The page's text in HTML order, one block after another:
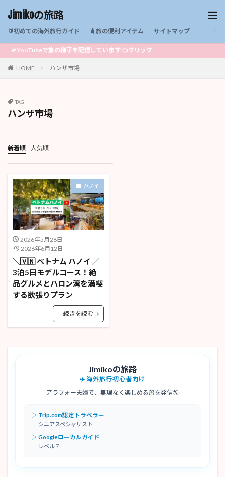
Jimikoの旅路
🔰初めての海外旅行ガイド 🧳旅の便利アイテム サイトマップ
🛫YouTubeで旅の様子を配信しています👈クリック
HOME ハンザ市場
TAG
ハンザ市場
新着順 人気順
ハノイ
2026年5月28日
2026年6月12日
＼🇻🇳 ベトナム ハノイ ／
3泊5日モデルコース！絶
品グルメとハロン湾を満喫
する欲張りプラン
続きを読む
Jimikoの旅路
✈️ 海外旅行初心者向け
アラフォー夫婦で、無理なく楽しめる旅を発信🌎
▷ Trip.com認定トラベラー
シニアスペシャリスト
▷ Googleローカルガイド
レベル 7